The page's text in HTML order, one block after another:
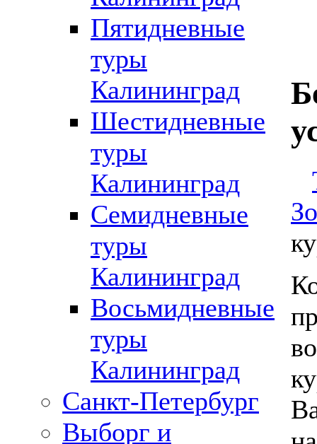
Пятидневные
туры
Калининград
Шестидневные
туры
Калининград
Семидневные
туры
Калининград
Восьмидневные
туры
Калининград
Санкт-Петербург
Выборг и